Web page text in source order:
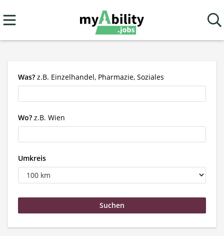
Was? z.B. Einzelhandel, Pharmazie, Soziales
Wo? z.B. Wien
Umkreis